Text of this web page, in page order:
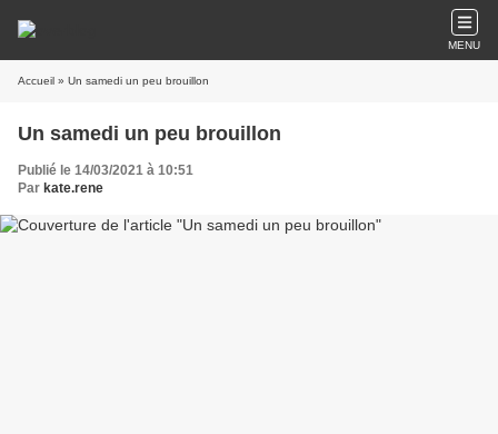
MENU
Accueil » Un samedi un peu brouillon
Un samedi un peu brouillon
Publié le 14/03/2021 à 10:51
Par kate.rene